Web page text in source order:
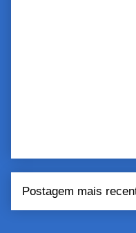
Postagem mais